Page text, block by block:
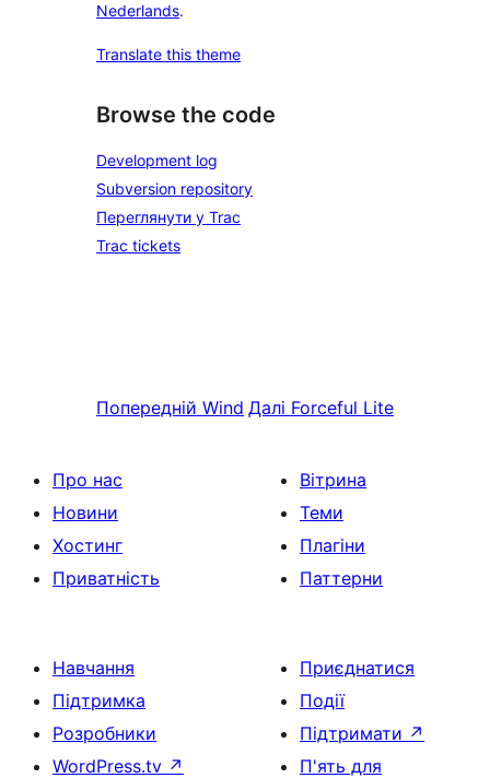
Nederlands.
Translate this theme
Browse the code
Development log
Subversion repository
Переглянути у Trac
Trac tickets
Попередній Wind Далі Forceful Lite
Про нас
Новини
Хостинг
Приватність
Вітрина
Теми
Плагіни
Паттерни
Навчання
Підтримка
Розробники
WordPress.tv ↗
Приєднатися
Події
Підтримати ↗
П'ять для